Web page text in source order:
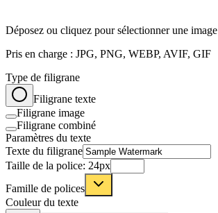
Déposez ou cliquez pour sélectionner une image
Pris en charge : JPG, PNG, WEBP, AVIF, GIF
Type de filigrane
Filigrane texte
Filigrane image
Filigrane combiné
Paramètres du texte
Texte du filigrane
Taille de la police: 24px
Famille de polices
Couleur du texte